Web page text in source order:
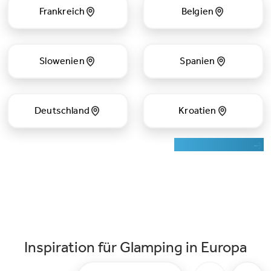
Frankreich Belgien
Slowenien Spanien
Deutschland Kroatien
Inspiration für Glamping in Europa